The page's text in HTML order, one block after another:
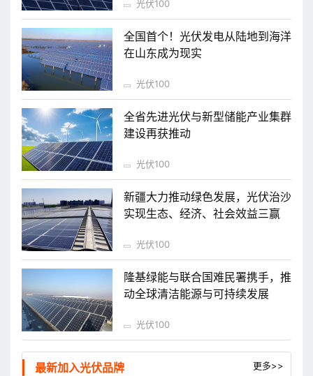
光伏100
全国首个！光伏发电从陆地到海洋
在山东成为现实
光伏100
全省先进光伏与新型储能产业集群
建设再获推动
光伏100
新疆大力推动绿色发展，光伏治沙
实现生态、经济、社会效益三赢
光伏100
隆基绿能与联合国难民署携手，推
动全球清洁能源与可持续发展
光伏100
最新加入光伏品牌 更多>>